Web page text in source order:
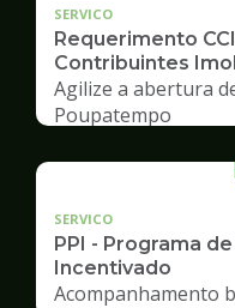
SERVICO
Requerimento
Contribuintes
Agilize a abertura
Poupatempo
SERVICO
PPI - Programa
Incentivado
Acompanhamento